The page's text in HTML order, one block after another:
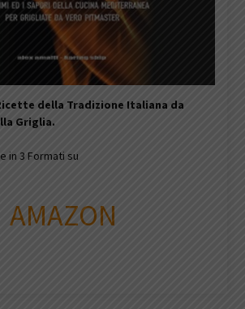
della Tradizione Italiana da
Griglia.
in 3 Formati su
AMAZON